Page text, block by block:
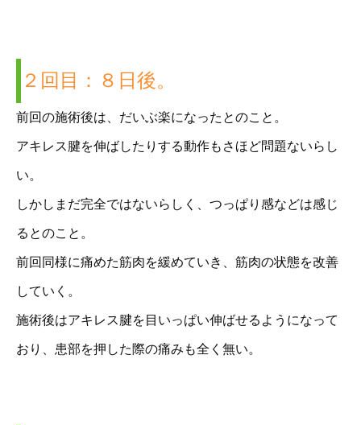
２回目：８日後。
前回の施術後は、だいぶ楽になったとのこと。
アキレス腱を伸ばしたりする動作もさほど問題ないらし
い。
しかしまだ完全ではないらしく、つっぱり感などは感じ
るとのこと。
前回同様に痛めた筋肉を緩めていき、筋肉の状態を改善
していく。
施術後はアキレス腱を目いっぱい伸ばせるようになって
おり、患部を押した際の痛みも全く無い。